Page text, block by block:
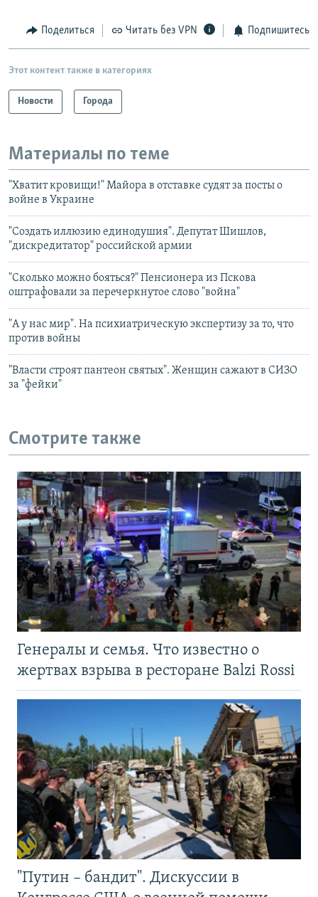
Поделиться Читать без VPN Подпишитесь
Этот контент также в категориях
Новости Города
Материалы по теме
"Хватит кровищи!" Майора в отставке судят за посты о
войне в Украине
"Создать иллюзию единодушия". Депутат Шишлов,
"дискредитатор" российской армии
"Сколько можно бояться?" Пенсионера из Пскова
оштрафовали за перечеркнутое слово "война"
"А у нас мир". На психиатрическую экспертизу за то, что
против войны
"Власти строят пантеон святых". Женщин сажают в СИЗО
за "фейки"
Смотрите также
Генералы и семья. Что известно о
жертвах взрыва в ресторане Balzi Rossi
"Путин – бандит". Дискуссии в